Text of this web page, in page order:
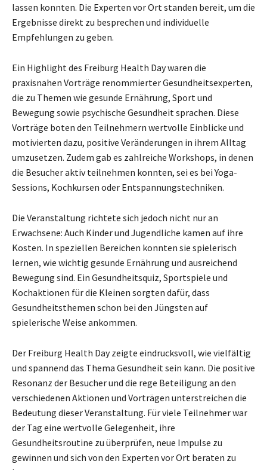
lassen konnten. Die Experten vor Ort standen bereit, um die
Ergebnisse direkt zu besprechen und individuelle
Empfehlungen zu geben.
Ein Highlight des Freiburg Health Day waren die
praxisnahen Vorträge renommierter Gesundheitsexperten,
die zu Themen wie gesunde Ernährung, Sport und
Bewegung sowie psychische Gesundheit sprachen. Diese
Vorträge boten den Teilnehmern wertvolle Einblicke und
motivierten dazu, positive Veränderungen in ihrem Alltag
umzusetzen. Zudem gab es zahlreiche Workshops, in denen
die Besucher aktiv teilnehmen konnten, sei es bei Yoga-
Sessions, Kochkursen oder Entspannungstechniken.
Die Veranstaltung richtete sich jedoch nicht nur an
Erwachsene: Auch Kinder und Jugendliche kamen auf ihre
Kosten. In speziellen Bereichen konnten sie spielerisch
lernen, wie wichtig gesunde Ernährung und ausreichend
Bewegung sind. Ein Gesundheitsquiz, Sportspiele und
Kochaktionen für die Kleinen sorgten dafür, dass
Gesundheitsthemen schon bei den Jüngsten auf
spielerische Weise ankommen.
Der Freiburg Health Day zeigte eindrucksvoll, wie vielfältig
und spannend das Thema Gesundheit sein kann. Die positive
Resonanz der Besucher und die rege Beteiligung an den
verschiedenen Aktionen und Vorträgen unterstreichen die
Bedeutung dieser Veranstaltung. Für viele Teilnehmer war
der Tag eine wertvolle Gelegenheit, ihre
Gesundheitsroutine zu überprüfen, neue Impulse zu
gewinnen und sich von den Experten vor Ort beraten zu